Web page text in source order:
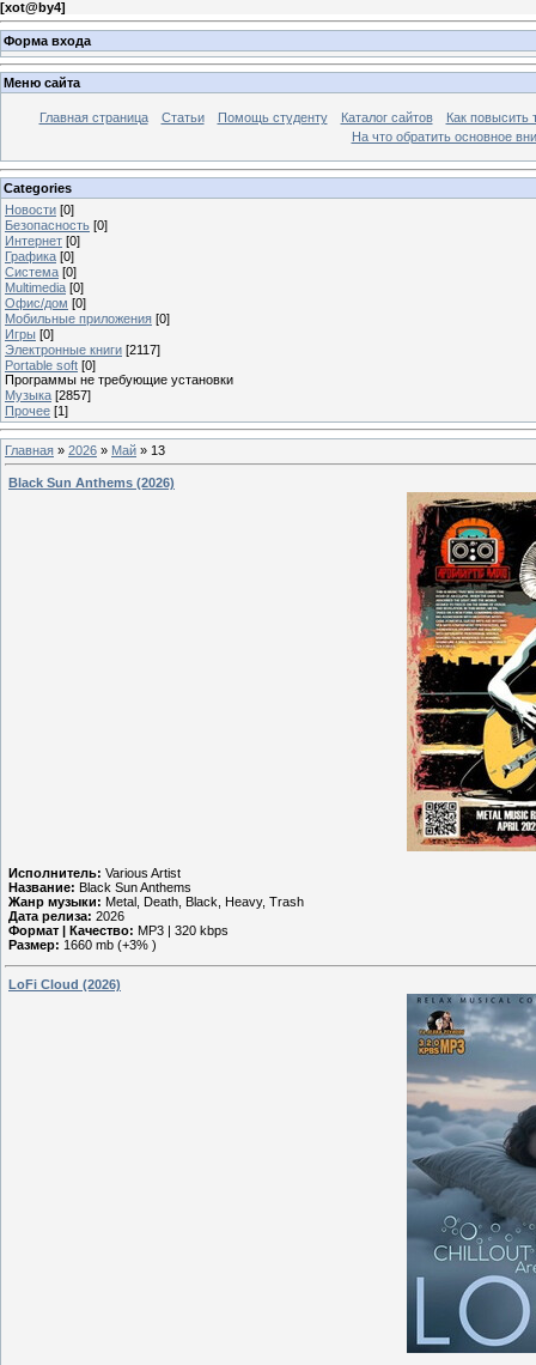
[xot@by4]
Форма входа
Меню сайта
Главная страница Статьи Помощь студенту Каталог сайтов
Как повысить
На что обратить основное
Categories
Новости [0]
Безопасность [0]
Интернет [0]
Графика [0]
Система [0]
Multimedia [0]
Офис/дом [0]
Мобильные приложения [0]
Игры [0]
Электронные книги [2117]
Portable soft [0]
Программы не требующие установки
Музыка [2857]
Прочее [1]
Главная » 2026 » Май » 13
Black Sun Anthems (2026)
Исполнитель: Various Artist
Название: Black Sun Anthems
Жанр музыки: Metal, Death, Black, Heavy, Trash
Дата релиза: 2026
Формат | Качество: MP3 | 320 kbps
Размер: 1660 mb (+3% )
LoFi Cloud (2026)